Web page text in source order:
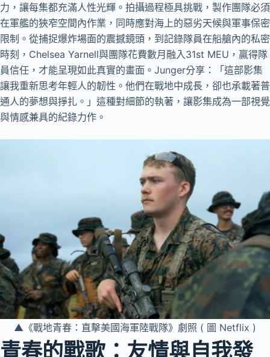
力，讓每集都充滿人性光輝。拍攝過程極具挑戰，製作團隊必須
在軍艦的狹窄空間內作業，同時應對海上的惡劣天候與軍事保密
限制。從捕捉爆炸場面的震撼鏡頭，到記錄隊員在船艙內的私密
時刻，Chelsea Yarnell與團隊花費數月融入31st MEU，贏得隊
員信任，才能呈現如此真實的畫面。Junger分享：「這部影集
讓我重新思考年輕人的韌性。他們在戰地中成長，卻也承載著普
通人的夢想與掙扎。」這種對細節的執著，讓影集成為一部視覺
與情感兼具的紀錄力作。
▲《戰地青春：直擊美國海軍陸戰隊》劇照 ( 圖 Netflix )
青春的戰歌：友情與自我發